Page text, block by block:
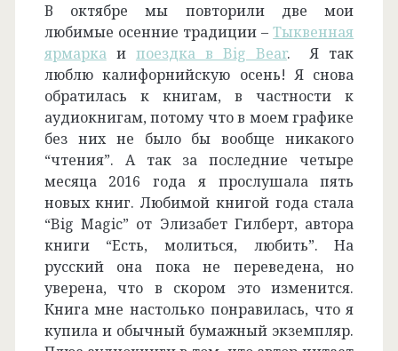
В октябре мы повторили две мои
любимые осенние традиции –Тыквенная
ярмаркаи поездка в Big Bear. Я так
люблю калифорнийскую осень! Я снова
обратилась к книгам, в частности к
аудиокнигам, потому что в моем графике
без них не было бы вообще никакого
“чтения”. А так за последние четыре
месяца 2016 года я прослушала пять
новых книг. Любимой книгой года стала
“Big Magic” от Элизабет Гилберт, автора
книги “Есть, молиться, любить”. На
русский она пока не переведена, но
уверена, что в скором это изменится.
Книга мне настолько понравилась, что я
купила и обычный бумажный экземпляр.